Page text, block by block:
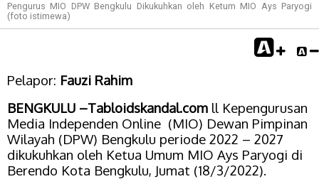
Pengurus MIO DPW Bengkulu Dikukuhkan oleh Ketum MIO Ays Paryogi
(foto istimewa)
Pelapor: Fauzi Rahim
BENGKULU –Tabloidskandal.com ll Kepengurusan
Media Independen Online (MIO) Dewan Pimpinan
Wilayah (DPW) Bengkulu periode 2022 – 2027
dikukuhkan oleh Ketua Umum MIO Ays Paryogi di
Berendo Kota Bengkulu, Jumat (18/3/2022).